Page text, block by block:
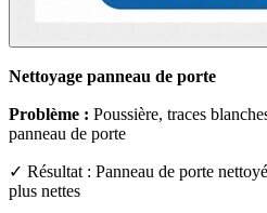
Nettoyage panneau de porte
Problème : Poussière, traces
panneau de porte
✓ Résultat : Panneau de porte
plus nettes